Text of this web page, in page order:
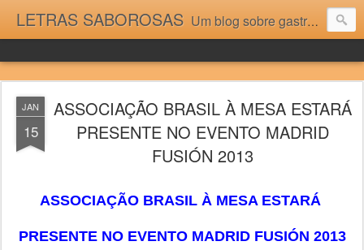
LETRAS SABOROSAS Um blog sobre gastronomia para as pessoas que gostam da boa cozinha. Dicas, receitas, notícias gastronômicas e viagens do Caburaí ao Chuí. Vou adorar tê-los na minha cozinha acima do Equador.
JAN
15
ASSOCIAÇÃO BRASIL À MESA ESTARÁ
PRESENTE NO EVENTO MADRID
FUSIÓN 2013
ASSOCIAÇÃO BRASIL À MESA ESTARÁ
PRESENTE NO EVENTO MADRID FUSIÓN 2013